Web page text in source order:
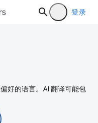
登录
好的语言。AI 翻译可能包